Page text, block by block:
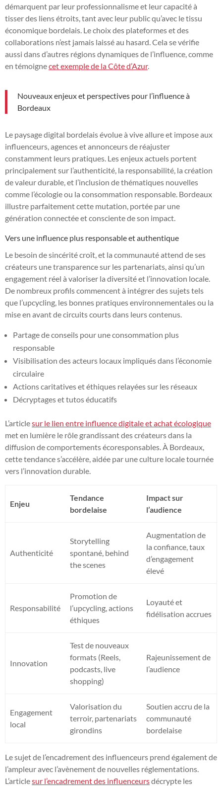
démarquent par leur professionnalisme et leur capacité à
tisser des liens étroits, tant avec leur public qu’avec le tissu
économique bordelais. Le choix des plateformes et des
collaborations n’est jamais laissé au hasard. Cela se vérifie
aussi dans d’autres régions dynamiques de l’influence, comme
en témoignecet exemple de la Côte d’Azur.
Nouveaux enjeux et perspectives pour l’influence à
Bordeaux
Le paysage digital bordelais évolue à vive allure et impose aux
influenceurs, agences et annonceurs de réajuster
constamment leurs pratiques. Les enjeux actuels portent
principalement sur l’authenticité, la responsabilité, la création
de valeur durable, et l’inclusion de thématiques nouvelles
comme l’écologie ou la consommation responsable. Bordeaux
illustre parfaitement cette mutation, portée par une
génération connectée et consciente de son impact.
Vers une influence plus responsable et authentique
Le besoin de sincérité croît, et la communauté attend de ses
créateurs une transparence sur les partenariats, ainsi qu’un
engagement réel à valoriser la diversité et l’innovation locale.
De nombreux profils commencent à intégrer des sujets tels
que l’upcycling, les bonnes pratiques environnementales ou la
mise en avant de circuits courts dans leurs contenus.
Partage de conseils pour une consommation plus
responsable
Visibilisation des acteurs locaux impliqués dans l’économie
circulaire
Actions caritatives et éthiques relayées sur les réseaux
Décryptages et tutos éducatifs
L’articlesur le lien entre influence digitale et achat écologique
met en lumière le rôle grandissant des créateurs dans la
diffusion de comportements écoresponsables. À Bordeaux,
cette tendance s’accélère, aidée par une culture locale tournée
vers l’innovation durable.
Enjeu
Tendance
bordelaise
Impact sur
l’audience
Authenticité
Storytelling
spontané, behind
the scenes
Augmentation de
la confiance, taux
d’engagement
élevé
Responsabilité
Promotion de
l’upcycling, actions
éthiques
Loyauté et
fidélisation accrues
Innovation
Test de nouveaux
formats (Reels,
podcasts, live
shopping)
Rajeunissement de
l’audience
Engagement
local
Valorisation du
terroir, partenariats
girondins
Soutien accru de la
communauté
bordelaise
Le sujet de l’encadrement des influenceurs prend également de
l’ampleur avec l’avènement de nouvelles réglementations.
L’articlesur l’encadrement des influenceursdécrypte les